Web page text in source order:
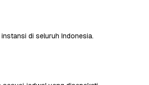
di seluruh Indonesia.